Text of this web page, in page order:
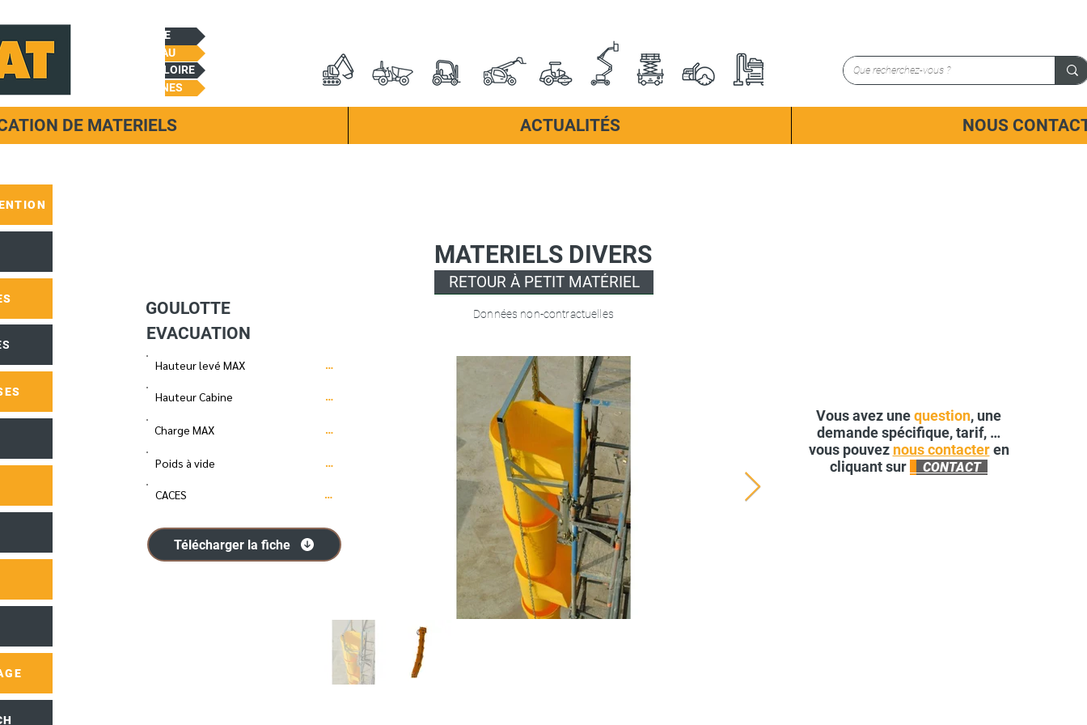
CHEMILLE
BEAUPREAU
CHALONNES/LOIRE
TREMENTINES
DE MATERIELS ACTUALITÉS NOUS
MATERIELS DIVERS
GOULOTTE
EVACUATION
Hauteur levé MAX …
Hauteur Cabine …
Charge MAX …
Poids à vide …
CACES …
Télécharger la fiche
Vous avez unequestion, une
demande spécifique, tarif, …
vous pouvez nous contacteren
cliquant sur
CONTACT
RETOUR À PETIT MATÉRIEL
Données non-contractuelles